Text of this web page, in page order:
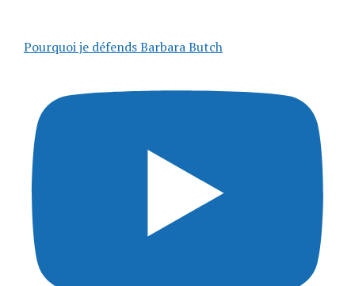
Pourquoi je défends Barbara Butch